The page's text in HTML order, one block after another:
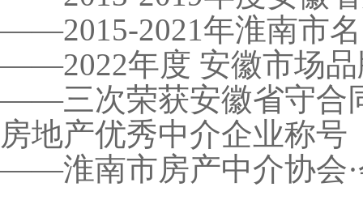
——2015-2021年淮南市
——2022年度 安徽市场品
——三次荣获安徽省守合
房地产优秀中介企业称号
——淮南市房产中介协会·